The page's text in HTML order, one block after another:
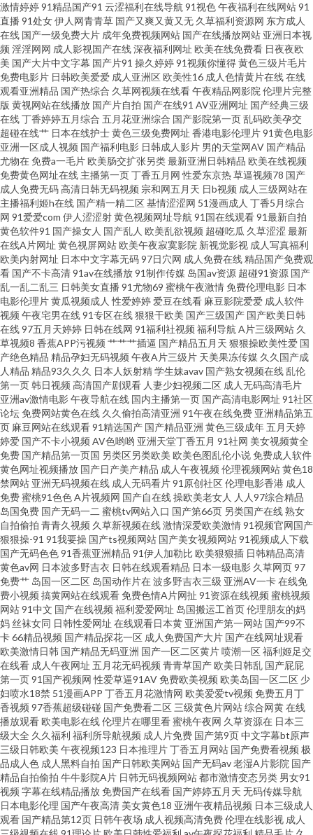
97人人操人人爽 白丝喷水91网站 成人片大香蕉 久久草资源站 美女变态网站
偷窥自拍99 国产精品97 老湿机福利局影院 欧美性交另 欧美a日 东方成人AV
无码 国内自拍AV 天天干天操 国产淫秽网视频 超碰日逼网 黄色三级网站 日韩
欧美三级 免费的黄色网址 97人人在线 精品三区最新更新 人妖群交乱交 99超
碰人妻 午夜av 男女爱爱午夜剧场 日韩欧美色色 色宗黑人 麻豆瑟瑟视频 男人
的天堂a爽 欧美日A 69福利社在线 A片免费网址 欧美bb 成人网页入口 韩国三
级色情影院 亚洲色图美腿丝袜 天天肏屄网站 欧美图色10p 日本性爱少妇 黑料
网线路一二三 www欧洲影院 欧美视屏 综合激情导航 欧日韩一本道 黄色成人
18 另类图片综合 成人自慰 91干逼不卡 国外变态另类网站 免费看黄链接 日韩
草草视频 韩国美女AV导航 婷婷五月天久久 AV色欲蜜桃天堂 97超碰人人搞
www五月天久久 熟女免费视频 www五月天久久 日韩乱淫差羞视频 另类国模
专区 三级片网卡 91偷拍在线 免费人人操 白丝自慰在线 日本高清乱 亚洲成人
WWW 91孕妇在线 超碰99国产 深夜诱惑av 韩国操B视频 91大香蕉自慰 99有
免费精品 av做爱成人 国产足交在线观看 91免费观看破处 女同伦理片 超碰日
逼 AV午夜福利 99人人干人人干 91传媒蜜桃 97cao操 青娱乐豆花视频 另类综
合19p 抖阴在线免费 激情伊人都市激情 伊人性爱 另类av专区 变态另类色图
午夜探花 99影院激情文学 亚洲自拍色图 97资源站超碰 91精品视频免费 变态
另类色图 超碰91伊人蝌蚪 日韩激情网址 亚洲se图28P 麻豆爱豆果冻 黄色三
级免费网址 久久伊人一区 91爱豆美女视频 国产精品在线网址 免费看片5h 午
夜精品剧场 黑人另类AV 91成人视频18 精品在线亚洲天堂 超碰99人人乐 91
微拍视频 www欧色 国产伊人久久 天美91 91小視頻 久久五月亭 www91免费
午夜剧场人妖 18岁已成人看片 欧美在线免费18 91AU视频 久草视频资源网
亚洲97在线 2026av在线 人妖变态性交 www豆花av 午夜老司机av 国产六页
欧美日韩a 欧美插B欧美系列 韩国伦理av 69看片 www干逼 午夜羞羞成人 午夜
激情婷婷91精品国产91 云涩福利在线导航 91视色午夜福利在线网站91
直播 91处女伊人网青青草 国产又爽又黄又无 久草福利资源网 东方成人
在线 国产一级免费大片 成年免费视频网站 国产在线播放网站 亚洲日本视
频 淫淫网网 成人影视国产在线深夜福利网址 欧美在线免费看 日夜夜欧
美 国产大片中文字幕 国产片91 操久婷婷91视频你懂得黄色三级片毛片
免费电影片 日韩欧美爱爱 成人亚洲区欧美性16 成人色情黄片在线在线
观看亚洲精品 国产热综合 久草网视频在线看午夜精品网影院 伦理片完整
版 黄视网站在线播放 国产片自拍 国产在线91 AV亚洲网址 国产经典三级
在线丁香婷婷五月综合 五月花亚洲综合 国产影院第一页乱码欧美孕交
超碰在线艹 日本在线护士黄色三级免费网址 香港电影伦理片91黄色电影
亚洲一区成人视频 国产福利电影 日韩成人影片 男的天堂网AV 国产精品
尤物在免费a一毛片欧美肠交扩张另类最新亚洲日韩精品 欧美在线视频
免费黄色网址在线 主播第一页丁香五月网 性爱东京热草逼视频78 国产
成人免费无码高清日韩无码视频 宗和网五月天 日b视频 成人三级网站在
主播福利姬h在线 国产精一精二区基情涩涩网 51漫画成人 丁香5月综合
网 91爱爱com 伊人涩涩射黄色视频网址导航 91国在线观看91最新自拍
黄色软件91 国产操女人 国产乱人 欧美乱欲视频 超碰吃瓜 久草涩涩 最新
在线A片网址 黄色视屏网站欧美午夜寂寞影院 新视觉影视 成人写真福利
欧美内射网址 日本中文字幕无码97日穴网 成人免费在线精品国产免费观
看 国产不卡高清91av在线播放91制作传媒 岛国av资源 超碰91资源 国产
乱一乱二乱三 日韩美女直播 91尤物69 蜜桃午夜激情免费伦理电影 日本
电影伦理片黄瓜视频成人 性爱婷婷 爱豆在线看 麻豆影院爱爱 成人软件
视频 午夜宅男在线91专区在线狠狠干欧美 国产三级国产 国产欧美日韩
在线97五月天婷婷 日韩在线网 91福利社视频 福利导航 A片三级网站 久
草视频8 香蕉APP污视频 艹艹艹插逼 国产精品五月天 狠狠操欧美性爱 国
产绝色精品 精品孕妇无码视频 午夜A片三级片 天美果冻传媒 久久国产成
人精品 精品93久久久 日本人妖射精学生妹avav 国产熟女视频在线乱伦
第一页韩日视频 高清国产剧观看 人妻少妇视频二区 成人无码高清毛片
亚洲av激情电影午夜导航在线 国内主播第一页 国产高清电影网址 91社区
论坛免费网站黄色在线 久久偷拍高清亚洲 91午夜在线免费 亚洲精品第五
页 麻豆网站在线观看91精选国产 国产精品亚洲 黄色三级成年 五月天婷
婷爱 国产不卡小视频 AV色哟哟 亚洲天堂丁香五月 91社网 美女视频黄全
免费 国产精品第一页国 另类区另类欧美 欧美色图乱伦小说免费成人软件
黄色网址视频播放 国产日产美产精品 成人午夜视频 伦理视频网站黄色18
禁网站 亚洲无码视频在线 成人无码看片91原创社区伦理电影香港 成人
免费蜜桃91色色A片视频网 国产自在线操欧美老女人 人人97综合精品
岛国免费 国产无码一二 蜜桃tv网站入口 国产第66页 另类国产在线熟女
自拍偷拍 青青久视频 久草新视频在线激情深爱欧美激情91视频官网国产
狠狠操-91 91我要操 国产ts视频网站 国产美女视频网站91视频成人下载
国产无码色色91香蕉亚洲精品 91伊人加勒比 欧美狠狠插 日韩精品高清
黄色av网 日本波多野吉衣 日韩在线观看精品 日本一级电影 久草网页97
免费艹 岛国一区二区 岛国动作片在波多野吉衣三级 亚洲AV一卡在线免
费小视频 搞黄网站在线观看免费色情A片网扯 91资源在线视频 蜜桃视频
网站91中文 国产在线视频 福利爱爱网址 岛国搬运工首页伦理朋友的妈
妈 丝袜女同 日韩性爱网址 在线观看日本黄 亚洲国产第一网站 国产99不
卡66精品视频 国产精品探花一区 成人免费国产大片 国产在线网址观看
欧美激情日韩 国产精品无码亚洲 国产一区二区黄片喷潮一区福利姬足交
在线看 成人午夜网址 五月花无码视频 青青草国产欧美日韩乱 国产屁屁
第一页91国产视频网 性爱草逼91AV免费欧美视频 欧美岛国一区二区 少
妇喷水18禁 51漫画APP 丁香五月花激情网 欧美爱爱tv视频 免费五月丁
香视频 97香蕉超级碰碰 国产免费看二区 三级黄色片网站综合网黄在线
播放观看欧美电影在线伦理片在哪里看蜜桃午夜网 久草资源在 日本三
级大全 久久福利 福利所导航视频 成人片免费 国产第9页中文字幕bt原声
三级日韩欧美 午夜视频123 日本推理片丁香五月网站 国产免费看视频 极
品成人色 成人黑料自拍 国产日韩欧美网站 国产无码av老湿A片影院 国产
精品自拍偷拍 牛牛影院A片 日韩无码视频网站都市激情变态另类 男女91
视频 字幕在线精品播放免费国产在线看 国产婷婷五月天 无码传媒导航
日本电影伦理 国产午夜高清 美女黄色18 亚洲午夜精品视频 日本三级成人
观看 国产精品第12页 日韩午夜场 成人视频高清免费伦理在线影视 成人